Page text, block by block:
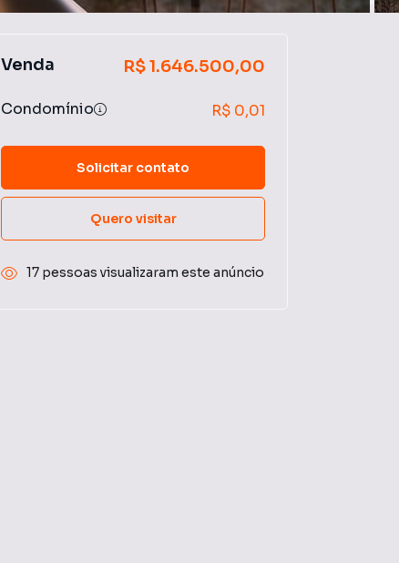
Venda R$ 1.646.500,00
Condomínio R$ 0,01
Solicitar contato
Quero visitar
17 pessoas visualizaram este anúncio